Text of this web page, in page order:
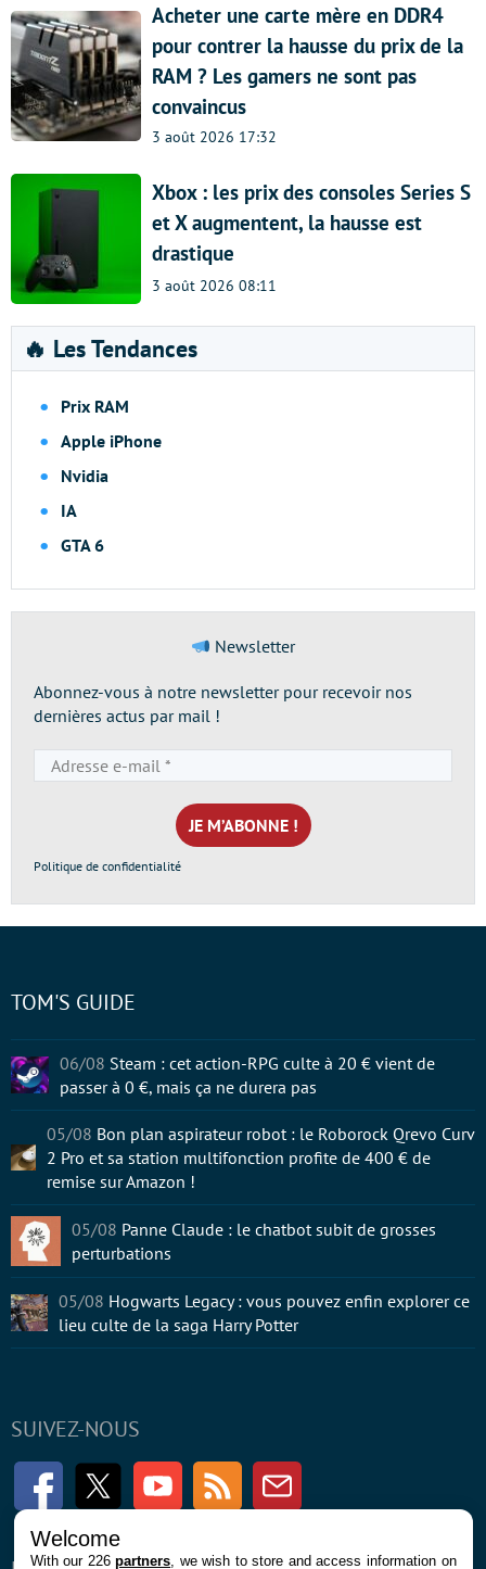
Acheter une carte mère en DDR4
pour contrer la hausse du prix de la
RAM ? Les gamers ne sont pas
convaincus
3 août 2026 17:32
Xbox : les prix des consoles Series S
et X augmentent, la hausse est
drastique
3 août 2026 08:11
🔥 Les Tendances
Prix RAM
Apple iPhone
Nvidia
IA
GTA 6
Newsletter
Abonnez-vous à notre newsletter pour recevoir nos
dernières actus par mail !
e-
mail
*
Politique de confidentialité
SUIVEZ-NOUS
FacebookTwitter Youtube RSS Newsletter
TOM'S GUIDE
06/08 Steam : cet action-RPG culte à 20 € vient de
passer à 0 €, mais ça ne durera pas
05/08 Bon plan aspirateur robot : le Roborock Qrevo Curv
2 Pro et sa station multifonction profite de 400 € de
remise sur Amazon !
05/08 Panne Claude : le chatbot subit de grosses
perturbations
05/08 Hogwarts Legacy : vous pouvez enfin explorer ce
lieu culte de la saga Harry Potter
Welcome
With our 226partners , we wish to store and access information on